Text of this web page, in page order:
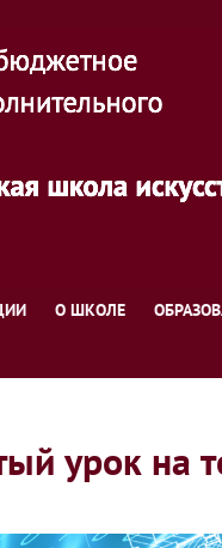
О ШКОЛЕ
урок